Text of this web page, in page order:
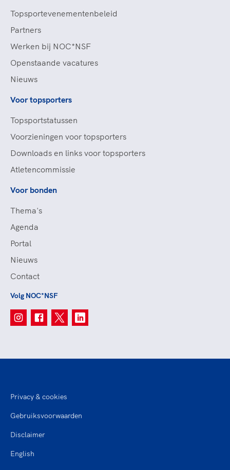
Topsportevenementenbeleid
Partners
Werken bij NOC*NSF
Openstaande vacatures
Nieuws
Voor topsporters
Topsportstatussen
Voorzieningen voor topsporters
Downloads en links voor topsporters
Atletencommissie
Voor bonden
Thema's
Agenda
Portal
Nieuws
Contact
Volg NOC*NSF
Privacy & cookies
Gebruiksvoorwaarden
Disclaimer
English